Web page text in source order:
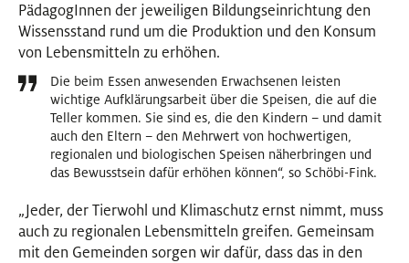
PädagogInnen der jeweiligen Bildungseinrichtung den
Wissensstand rund um die Produktion und den Konsum
von Lebensmitteln zu erhöhen.
Die beim Essen anwesenden Erwachsenen leisten
wichtige Aufklärungsarbeit über die Speisen, die auf die
Teller kommen. Sie sind es, die den Kindern – und damit
auch den Eltern – den Mehrwert von hochwertigen,
regionalen und biologischen Speisen näherbringen und
das Bewusstsein dafür erhöhen können“, so Schöbi-Fink.
„Jeder, der Tierwohl und Klimaschutz ernst nimmt, muss
auch zu regionalen Lebensmitteln greifen. Gemeinsam
mit den Gemeinden sorgen wir dafür, dass das in den